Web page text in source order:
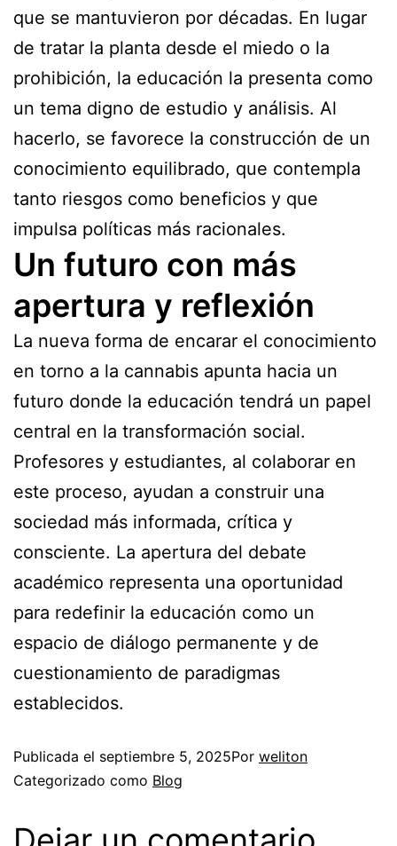
que se mantuvieron por décadas. En lugar
de tratar la planta desde el miedo o la
prohibición, la educación la presenta como
un tema digno de estudio y análisis. Al
hacerlo, se favorece la construcción de un
conocimiento equilibrado, que contempla
tanto riesgos como beneficios y que
impulsa políticas más racionales.
Un futuro con más
apertura y reflexión
La nueva forma de encarar el conocimiento
en torno a la cannabis apunta hacia un
futuro donde la educación tendrá un papel
central en la transformación social.
Profesores y estudiantes, al colaborar en
este proceso, ayudan a construir una
sociedad más informada, crítica y
consciente. La apertura del debate
académico representa una oportunidad
para redefinir la educación como un
espacio de diálogo permanente y de
cuestionamiento de paradigmas
establecidos.
Publicada el septiembre 5, 2025Por weliton
Categorizado como Blog